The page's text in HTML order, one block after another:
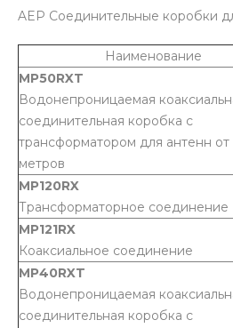
AEP Соединительные коробки
Наименование
MP50RXT
Водонепроницаемая
соединительная коробка с
трансформатором для антенн от
метров
MP120RX
Трансформаторное соединение
MP121RX
Коаксиальное соединение
MP40RXT
Водонепроницаемая
соединительная коробка с